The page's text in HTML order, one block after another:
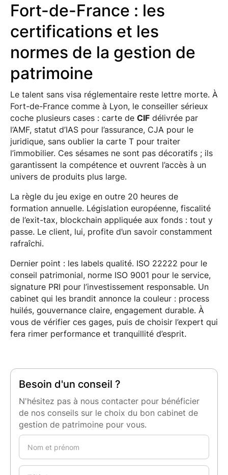
Fort-de-France : les
certifications et les
normes de la gestion de
patrimoine
Le talent sans visa réglementaire reste lettre morte. À
Fort-de-France comme à Lyon, le conseiller sérieux
coche plusieurs cases : carte de CIFdélivrée par
l’AMF, statut d’IAS pour l’assurance, CJA pour le
juridique, sans oublier la carte T pour traiter
l’immobilier. Ces sésames ne sont pas décoratifs ; ils
garantissent la compétence et ouvrent l’accès à un
univers de produits plus large.
La règle du jeu exige en outre 20 heures de
formation annuelle. Législation européenne, fiscalité
de l’exit-tax, blockchain appliquée aux fonds : tout y
passe. Le client, lui, profite d’un savoir constamment
rafraîchi.
Dernier point : les labels qualité. ISO 22222 pour le
conseil patrimonial, norme ISO 9001 pour le service,
signature PRI pour l’investissement responsable. Un
cabinet qui les brandit annonce la couleur : process
huilés, gouvernance claire, engagement durable. À
vous de vérifier ces gages, puis de choisir l’expert qui
fera rimer performance et tranquillité d’esprit.
Besoin d'un conseil ?
N'hésitez pas à nous contacter pour bénéficier
de nos conseils sur le choix du bon cabinet de
gestion de patrimoine pour vous.